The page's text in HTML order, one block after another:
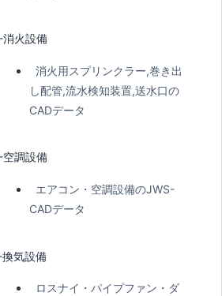
火設備
消火用スプリンクラー,巻き出
し配管,流水検知装置,送水口の
CADデータ
調設備
エアコン・空調設備のJWS-
CADデータ
気設備
ロスナイ・パイプファン・ダ